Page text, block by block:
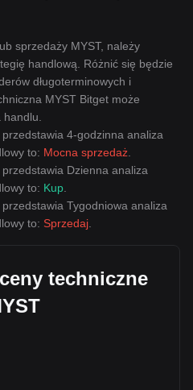
sprzedaży MYST, należy
handlową. Różnić się będzie
długoterminowych i
MYST Bitget może
4-godzinna analiza
to: Mocna sprzedaż
Dzienna analiza
to: Kup
Tygodniowa analiza
to: Sprzedaj
techniczne